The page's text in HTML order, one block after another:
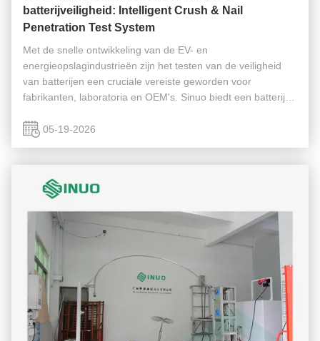
batterijveiligheid: Intelligent Crush & Nail
Penetration Test System
Met de snelle ontwikkeling van de EV- en
energieopslagindustrieën zijn het testen van de veiligheid
van batterijen een cruciale vereiste geworden voor
fabrikanten, laboratoria en OEM's. Sinuo biedt een batterij-
extreme mechanische storingsomst...
05-19-2026